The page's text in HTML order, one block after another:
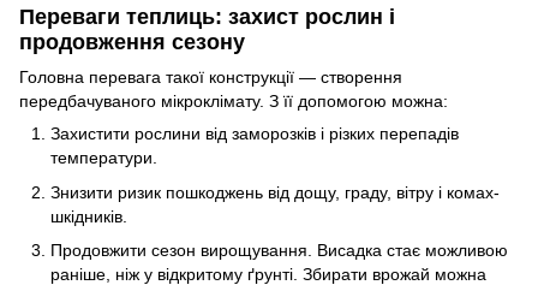
Переваги теплиць: захист рослин і
продовження сезону
Головна перевага такої конструкції — створення
передбачуваного мікроклімату. З її допомогою можна:
Захистити рослини від заморозків і різких перепадів
температури.
Знизити ризик пошкоджень від дощу, граду, вітру і комах-
шкідників.
Продовжити сезон вирощування. Висадка стає можливою
раніше, ніж у відкритому ґрунті. Збирати врожай можна